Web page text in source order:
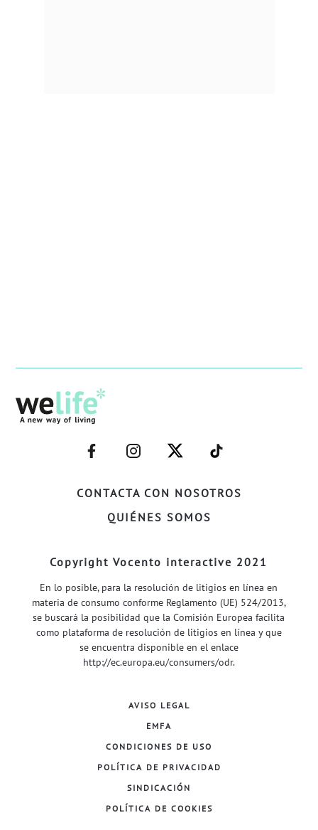
CONTACTA CON NOSOTROS
QUIÉNES SOMOS
–
FACEBOOK–
–
INSTAGRAM–
–
TWITTER–
–
WELIFE–
Copyright Vocento interactive 2021
En lo posible, para la resolución de litigios en línea en
materia de consumo conforme Reglamento (UE) 524/2013,
se buscará la posibilidad que la Comisión Europea facilita
como plataforma de resolución de litigios en línea y que
se encuentra disponible en el enlace
http://ec.europa.eu/consumers/odr.
AVISO LEGAL
EMFA
CONDICIONES DE USO
POLÍTICA DE PRIVACIDAD
SINDICACIÓN
POLÍTICA DE COOKIES